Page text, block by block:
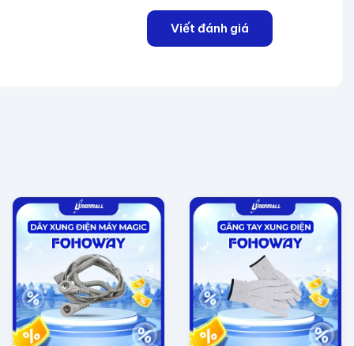
vào cuộc sống hàng ngày của bạn.
Viết đánh giá